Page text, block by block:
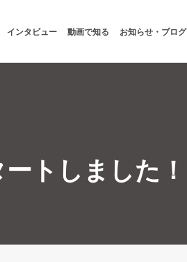
インタビュー 動画で知る お知らせ・ブログ
トしました！